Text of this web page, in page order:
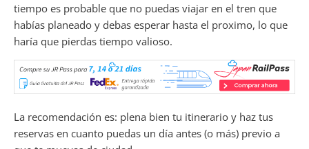
tiempo es probable que no puedas viajar en el tren que
habías planeado y debas esperar hasta el proximo, lo que
haría que pierdas tiempo valioso.
La recomendación es: plena bien tu itinerario y haz tus
reservas en cuanto puedas un día antes (o más) previo a